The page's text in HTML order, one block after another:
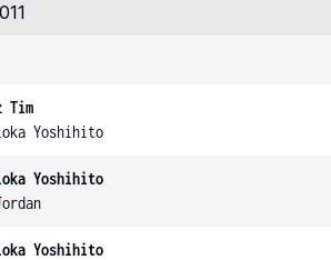
Tim
Yoshihito
Yoshihito
Yoshihito